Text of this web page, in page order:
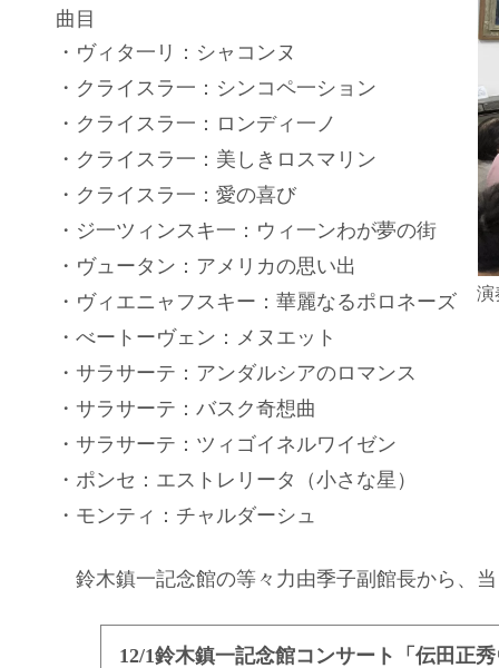
演
曲目
・ ヴィタ一リ：シャコンヌ
・クライスラ一：シンコペ一ション
・クライスラ一：ロンディ一ノ
・クライスラ一：美しきロスマリン
・クライスラ一：愛の喜び
・ジ一ツィンスキ一：ウィ一ンわが夢の街
・ヴュータン：アメリカの思い出
・ヴィエニャフスキー：華麗なるポロネーズ
・べートーヴェン：メヌエット
・サラサーテ：アンダルシアのロマンス
・サラサーテ：バスク奇想曲
・サラサーテ：ツィゴイネルワイゼン
・ポンセ：エストレリータ（小さな星）
・モンティ：チャルダーシュ
鈴木鎮一記念館の等々力由季子副館長から、
12/1鈴木鎮一記念館コンサート「伝田正